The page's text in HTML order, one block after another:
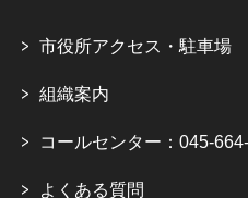
市役所アクセス・駐車場
組織案内
コールセンター：045-
よくある質問